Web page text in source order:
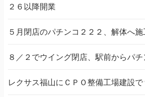
２６以降開業
５月閉店のパチンコ２２２、解体へ
８／２でウイング閉店、駅前からパ
レクサス福山にＣＰＯ整備工場建設